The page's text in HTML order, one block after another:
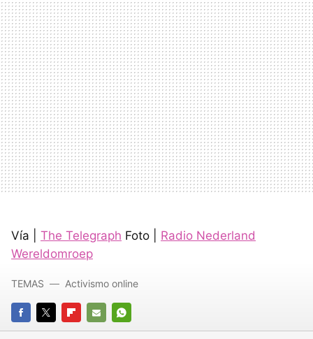
Vía | The Telegraph Foto | Radio Nederland
Wereldomroep
FACEBOOK
TWITTERFLIPBOARD
E-
WHATSAPP
TEMAS Activismo online